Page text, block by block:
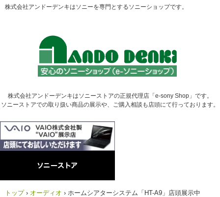
株式会社アンドーデンキはソニーを専門とするソニーショップです。
株式会社アンドーデンキはソニーストアの正規代理店「e-sony Shop」です。
ソニーストアでの取り扱い商品の展示や、ご購入相談も店頭にて行っております。
トップ › オーディオ › ホームシアターシステム「HT-A9」店頭展示中